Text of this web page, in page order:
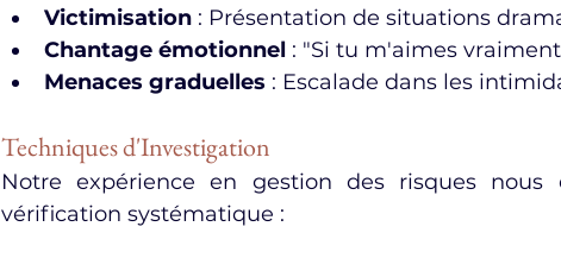
Victimisation : Présentation de situations
Chantage émotionnel : "Si tu m'aimes
Menaces graduelles : Escalade dans les
Techniques d'Investigation
Notre expérience en gestion des risques nous
vérification systématique :